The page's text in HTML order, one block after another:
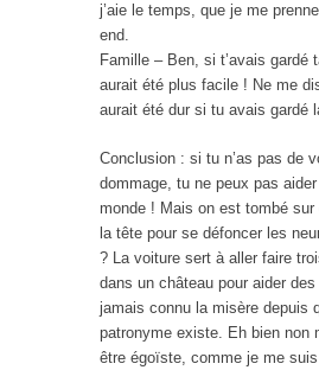
j’aie le temps, que je me
end.
Famille – Ben, si t’avais gardé
aurait été plus facile ! Ne me
aurait été dur si tu avais gardé
Conclusion : si tu n’as pas de
dommage, tu ne peux pas
monde ! Mais on est tombé sur
la tête pour se défoncer les
? La voiture sert à aller faire
dans un château pour aider des
jamais connu la misère depuis
patronyme existe. Eh bien non
être égoïste, comme je me